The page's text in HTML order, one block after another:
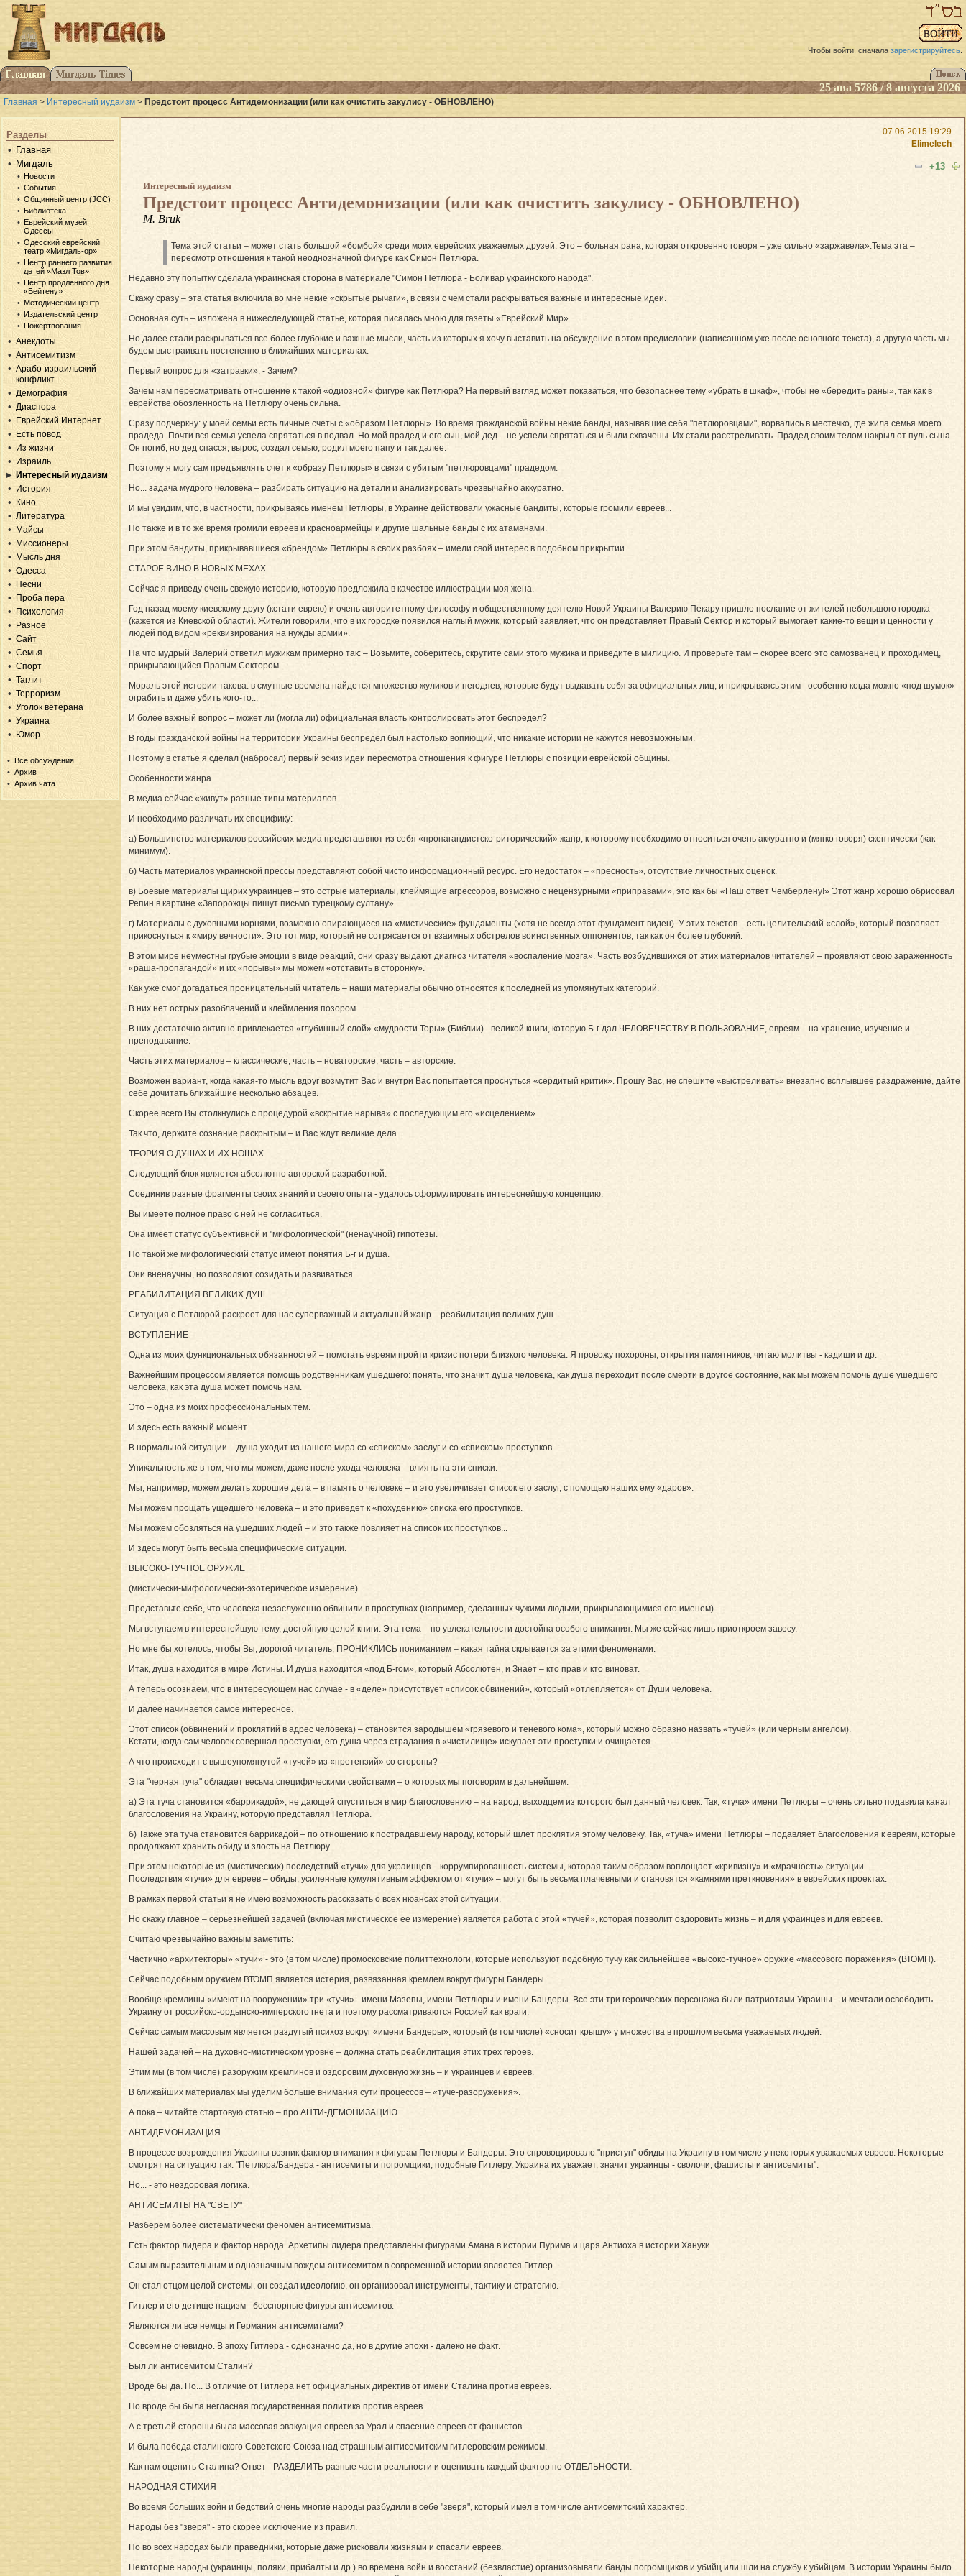
Чтобы войти, сначала зарегистрируйтесь.
25 ава 5786 / 8 августа 2026
Главная > Интересный иудаизм > Предстоит процесс Антидемонизации (или как очистить закулису - ОБНОВЛЕНО)
Разделы
Главная
Мигдаль
Новости
События
Общинный центр (JCC)
Библиотека
Еврейский музей
Одессы
Одесский еврейский
театр «Мигдаль-ор»
Центр раннего развития
детей «Мазл Тов»
Центр продленного дня
«Бейтену»
Методический центр
Издательский центр
Пожертвования
Анекдоты
Антисемитизм
Арабо-израильский
конфликт
Демография
Диаспора
Еврейский Интернет
Есть повод
Из жизни
Израиль
Интересный иудаизм
История
Кино
Литература
Майсы
Миссионеры
Мысль дня
Одесса
Песни
Проба пера
Психология
Разное
Сайт
Семья
Спорт
Таглит
Терроризм
Уголок ветерана
Украина
Юмор
Все обсуждения
Архив
Архив чата
07.06.2015 19:29
Elimelech
+13
Интересный иудаизм
Предстоит процесс Антидемонизации (или как очистить закулису - ОБНОВЛЕНО)
M. Bruk
Тема этой статьи – может стать большой «бомбой» среди моих еврейских уважаемых друзей. Это – больная рана, которая откровенно говоря – уже сильно «заржавела».Тема эта –
пересмотр отношения к такой неоднозначной фигуре как Симон Петлюра.
Недавно эту попытку сделала украинская сторона в материале "Симон Петлюра - Боливар украинского народа".
Скажу сразу – эта статья включила во мне некие «скрытые рычаги», в связи с чем стали раскрываться важные и интересные идеи.
Основная суть – изложена в нижеследующей статье, которая писалась мною для газеты «Еврейский Мир».
Но далее стали раскрываться все более глубокие и важные мысли, часть из которых я хочу выставить на обсуждение в этом предисловии (написанном уже после основного текста), а другую часть мы
будем выстраивать постепенно в ближайших материалах.
Первый вопрос для «затравки»: - Зачем?
Зачем нам пересматривать отношение к такой «одиозной» фигуре как Петлюра? На первый взгляд может показаться, что безопаснее тему «убрать в шкаф», чтобы не «бередить раны», так как в
еврействе обозленность на Петлюру очень сильна.
Сразу подчеркну: у моей семьи есть личные счеты с «образом Петлюры». Во время гражданской войны некие банды, называвшие себя "петлюровцами", ворвались в местечко, где жила семья моего
прадеда. Почти вся семья успела спрятаться в подвал. Но мой прадед и его сын, мой дед – не успели спрятаться и были схвачены. Их стали расстреливать. Прадед своим телом накрыл от пуль сына.
Он погиб, но дед спасся, вырос, создал семью, родил моего папу и так далее.
Поэтому я могу сам предъявлять счет к «образу Петлюры» в связи с убитым "петлюровцами" прадедом.
Но... задача мудрого человека – разбирать ситуацию на детали и анализировать чрезвычайно аккуратно.
И мы увидим, что, в частности, прикрываясь именем Петлюры, в Украине действовали ужасные бандиты, которые громили евреев...
Но также и в то же время громили евреев и красноармейцы и другие шальные банды с их атаманами.
При этом бандиты, прикрывавшиеся «брендом» Петлюры в своих разбоях – имели свой интерес в подобном прикрытии...
СТАРОЕ ВИНО В НОВЫХ МЕХАХ
Сейчас я приведу очень свежую историю, которую предложила в качестве иллюстрации моя жена.
Год назад моему киевскому другу (кстати еврею) и очень авторитетному философу и общественному деятелю Новой Украины Валерию Пекару пришло послание от жителей небольшого городка
(кажется из Киевской области). Жители говорили, что в их городке появился наглый мужик, который заявляет, что он представляет Правый Сектор и который вымогает какие-то вещи и ценности у
людей под видом «реквизирования на нужды армии».
На что мудрый Валерий ответил мужикам примерно так: – Возьмите, соберитесь, скрутите сами этого мужика и приведите в милицию. И проверьте там – скорее всего это самозванец и проходимец,
прикрывающийся Правым Сектором...
Мораль этой истории такова: в смутные времена найдется множество жуликов и негодяев, которые будут выдавать себя за официальных лиц, и прикрываясь этим - особенно когда можно «под шумок» -
ограбить и даже убить кого-то...
И более важный вопрос – может ли (могла ли) официальная власть контролировать этот беспредел?
В годы гражданской войны на территории Украины беспредел был настолько вопиющий, что никакие истории не кажутся невозможными.
Поэтому в статье я сделал (набросал) первый эскиз идеи пересмотра отношения к фигуре Петлюры с позиции еврейской общины.
Особенности жанра
В медиа сейчас «живут» разные типы материалов.
И необходимо различать их специфику:
а) Большинство материалов российских медиа представляют из себя «пропагандистско-риторический» жанр, к которому необходимо относиться очень аккуратно и (мягко говоря) скептически (как
минимум).
б) Часть материалов украинской прессы представляют собой чисто информационный ресурс. Его недостаток – «пресность», отсутствие личностных оценок.
в) Боевые материалы щирих украинцев – это острые материалы, клеймящие агрессоров, возможно с нецензурными «приправами», это как бы «Наш ответ Чемберлену!» Этот жанр хорошо обрисовал
Репин в картине «Запорожцы пишут письмо турецкому султану».
г) Материалы с духовными корнями, возможно опирающиеся на «мистические» фундаменты (хотя не всегда этот фундамент виден). У этих текстов – есть целительский «слой», который позволяет
прикоснуться к «миру вечности». Это тот мир, который не сотрясается от взаимных обстрелов воинственных оппонентов, так как он более глубокий.
В этом мире неуместны грубые эмоции в виде реакций, они сразу выдают диагноз читателя «воспаление мозга». Часть возбудившихся от этих материалов читателей – проявляют свою зараженность
«раша-пропагандой» и их «порывы» мы можем «отставить в сторонку».
Как уже смог догадаться проницательный читатель – наши материалы обычно относятся к последней из упомянутых категорий.
В них нет острых разоблачений и клеймления позором...
В них достаточно активно привлекается «глубинный слой» «мудрости Торы» (Библии) - великой книги, которую Б-г дал ЧЕЛОВЕЧЕСТВУ В ПОЛЬЗОВАНИЕ, евреям – на хранение, изучение и
преподавание.
Часть этих материалов – классические, часть – новаторские, часть – авторские.
Возможен вариант, когда какая-то мысль вдруг возмутит Вас и внутри Вас попытается проснуться «сердитый критик». Прошу Вас, не спешите «выстреливать» внезапно всплывшее раздражение, дайте
себе дочитать ближайшие несколько абзацев.
Скорее всего Вы столкнулись с процедурой «вскрытие нарыва» с последующим его «исцелением».
Так что, держите сознание раскрытым – и Вас ждут великие дела.
ТЕОРИЯ О ДУШАХ И ИХ НОШАХ
Следующий блок является абсолютно авторской разработкой.
Соединив разные фрагменты своих знаний и своего опыта - удалось сформулировать интереснейшую концепцию.
Вы имеете полное право с ней не согласиться.
Она имеет статус субъективной и "мифологической" (ненаучной) гипотезы.
Но такой же мифологический статус имеют понятия Б-г и душа.
Они вненаучны, но позволяют созидать и развиваться.
РЕАБИЛИТАЦИЯ ВЕЛИКИХ ДУШ
Ситуация с Петлюрой раскроет для нас суперважный и актуальный жанр – реабилитация великих душ.
ВСТУПЛЕНИЕ
Одна из моих функциональных обязанностей – помогать евреям пройти кризис потери близкого человека. Я провожу похороны, открытия памятников, читаю молитвы - кадиши и др.
Важнейшим процессом является помощь родственникам ушедшего: понять, что значит душа человека, как душа переходит после смерти в другое состояние, как мы можем помочь душе ушедшего
человека, как эта душа может помочь нам.
Это – одна из моих профессиональных тем.
И здесь есть важный момент.
В нормальной ситуации – душа уходит из нашего мира со «списком» заслуг и со «списком» проступков.
Уникальность же в том, что мы можем, даже после ухода человека – влиять на эти списки.
Мы, например, можем делать хорошие дела – в память о человеке – и это увеличивает список его заслуг, с помощью наших ему «даров».
Мы можем прощать ущедшего человека – и это приведет к «похудению» списка его проступков.
Мы можем обозляться на ушедших людей – и это также повлияет на список их проступков...
И здесь могут быть весьма специфические ситуации.
ВЫСОКО-ТУЧНОЕ ОРУЖИЕ
(мистически-мифологически-эзотерическое измерение)
Представьте себе, что человека незаслуженно обвинили в проступках (например, сделанных чужими людьми, прикрывающимися его именем).
Мы вступаем в интереснейшую тему, достойную целой книги. Эта тема – по увлекательности достойна особого внимания. Мы же сейчас лишь приоткроем завесу.
Но мне бы хотелось, чтобы Вы, дорогой читатель, ПРОНИКЛИСЬ пониманием – какая тайна скрывается за этими феноменами.
Итак, душа находится в мире Истины. И душа находится «под Б-гом», который Абсолютен, и Знает – кто прав и кто виноват.
А теперь осознаем, что в интересующем нас случае - в «деле» присутствует «список обвинений», который «отлепляется» от Души человека.
И далее начинается самое интересное.
Этот список (обвинений и проклятий в адрес человека) – становится зародышем «грязевого и теневого кома», который можно образно назвать «тучей» (или черным ангелом).
Кстати, когда сам человек совершал проступки, его душа через страдания в «чистилище» искупает эти проступки и очищается.
А что происходит с вышеупомянутой «тучей» из «претензий» со стороны?
Эта "черная туча" обладает весьма специфическими свойствами – о которых мы поговорим в дальнейшем.
а) Эта туча становится «баррикадой», не дающей спуститься в мир благословению – на народ, выходцем из которого был данный человек. Так, «туча» имени Петлюры – очень сильно подавила канал
благословения на Украину, которую представлял Петлюра.
б) Также эта туча становится баррикадой – по отношению к пострадавшему народу, который шлет проклятия этому человеку. Так, «туча» имени Петлюры – подавляет благословения к евреям, которые
продолжают хранить обиду и злость на Петлюру.
При этом некоторые из (мистических) последствий «тучи» для украинцев – коррумпированность системы, которая таким образом воплощает «кривизну» и «мрачность» ситуации.
Последствия «тучи» для евреев – обиды, усиленные кумулятивным эффектом от «тучи» – могут быть весьма плачевными и становятся «камнями преткновения» в еврейских проектах.
В рамках первой статьи я не имею возможность рассказать о всех нюансах этой ситуации.
Но скажу главное – серьезнейшей задачей (включая мистическое ее измерение) является работа с этой «тучей», которая позволит оздоровить жизнь – и для украинцев и для евреев.
Считаю чрезвычайно важным заметить:
Частично «архитекторы» «тучи» - это (в том числе) промосковские политтехнологи, которые используют подобную тучу как сильнейшее «высоко-тучное» оружие «массового поражения» (ВТОМП).
Сейчас подобным оружием ВТОМП является истерия, развязанная кремлем вокруг фигуры Бандеры.
Вообще кремлины «имеют на вооружении» три «тучи» - имени Мазепы, имени Петлюры и имени Бандеры. Все эти три героических персонажа были патриотами Украины – и мечтали освободить
Украину от российско-ордынско-имперского гнета и поэтому рассматриваются Россией как враги.
Сейчас самым массовым является раздутый психоз вокруг «имени Бандеры», который (в том числе) «сносит крышу» у множества в прошлом весьма уважаемых людей.
Нашей задачей – на духовно-мистическом уровне – должна стать реабилитация этих трех героев.
Этим мы (в том числе) разоружим кремлинов и оздоровим духовную жизнь – и украинцев и евреев.
В ближайших материалах мы уделим больше внимания сути процессов – «туче-разоружения».
А пока – читайте стартовую статью – про АНТИ-ДЕМОНИЗАЦИЮ
АНТИДЕМОНИЗАЦИЯ
В процессе возрождения Украины возник фактор внимания к фигурам Петлюры и Бандеры. Это спровоцировало "приступ" обиды на Украину в том числе у некоторых уважаемых евреев. Некоторые
смотрят на ситуацию так: "Петлюра/Бандера - антисемиты и погромщики, подобные Гитлеру, Украина их уважает, значит украинцы - сволочи, фашисты и антисемиты".
Но... - это нездоровая логика.
АНТИСЕМИТЫ НА "СВЕТУ"
Разберем более систематически феномен антисемитизма.
Есть фактор лидера и фактор народа. Архетипы лидера представлены фигурами Амана в истории Пурима и царя Антиоха в истории Хануки.
Самым выразительным и однозначным вождем-антисемитом в современной истории является Гитлер.
Он стал отцом целой системы, он создал идеологию, он организовал инструменты, тактику и стратегию.
Гитлер и его детище нацизм - бесспорные фигуры антисемитов.
Являются ли все немцы и Германия антисемитами?
Совсем не очевидно. В эпоху Гитлера - однозначно да, но в другие эпохи - далеко не факт.
Был ли антисемитом Сталин?
Вроде бы да. Но... В отличие от Гитлера нет официальных директив от имени Сталина против евреев.
Но вроде бы была негласная государственная политика против евреев.
А с третьей стороны была массовая эвакуация евреев за Урал и спасение евреев от фашистов.
И была победа сталинского Советского Союза над страшным антисемитским гитлеровским режимом.
Как нам оценить Сталина? Ответ - РАЗДЕЛИТЬ разные части реальности и оценивать каждый фактор по ОТДЕЛЬНОСТИ.
НАРОДНАЯ СТИХИЯ
Во время больших войн и бедствий очень многие народы разбудили в себе "зверя", который имел в том числе антисемитский характер.
Народы без "зверя" - это скорее исключение из правил.
Но во всех народах были праведники, которые даже рисковали жизнями и спасали евреев.
Некоторые народы (украинцы, поляки, прибалты и др.) во времена войн и восстаний (безвластие) организовывали банды погромщиков и убийц или шли на службу к убийцам. В истории Украины было